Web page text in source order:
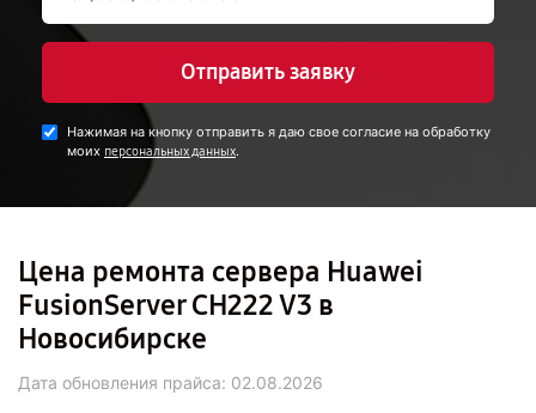
Отправить заявку
Нажимая на кнопку отправить я даю свое согласие на обработку
моих персональных данных.
Цена ремонта сервера Huawei
FusionServer CH222 V3 в
Новосибирске
Дата обновления прайса: 02.08.2026